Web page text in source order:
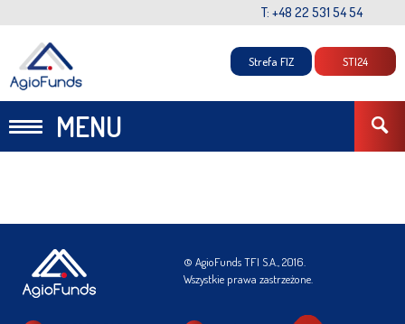
T: +48 22 531 54 54
MENU
Strefa FIZ STI24
© AgioFunds TFI S.A., 2016.
Wszystkie prawa zastrzeżone.